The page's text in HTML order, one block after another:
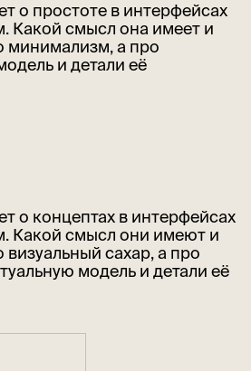
о простоте в интерфейсах
Какой смысл она имеет и
минимализм, а про
и детали её
о концептах в интерфейсах
Какой смысл они имеют и
визуальный сахар, а про
модель и детали её